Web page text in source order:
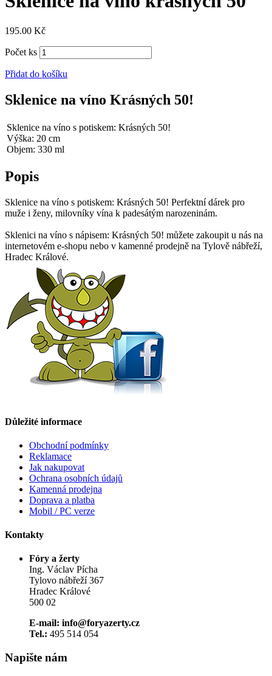
195.00 Kč
Počet ks
Přidat do košíku
Sklenice na víno Krásných 50!
Sklenice na víno s potiskem: Krásných 50!
Výška: 20 cm
Objem: 330 ml
Popis
Sklenice na víno s potiskem: Krásných 50! Perfektní dárek pro
muže i ženy, milovníky vína k padesátým narozeninám.
Sklenici na víno s nápisem: Krásných 50! můžete zakoupit u nás na
internetovém e-shopu nebo v kamenné prodejně na Tylově nábřeží,
Hradec Králové.
Důležité informace
Obchodní podmínky
Reklamace
Jak nakupovat
Ochrana osobních údajů
Kamenná prodejna
Doprava a platba
Mobil / PC verze
Kontakty
Fóry a žerty
Ing. Václav Pícha
Tylovo nábřeží 367
Hradec Králové
500 02
E-mail: info@foryazerty.cz
Tel.: 495 514 054
Napište nám